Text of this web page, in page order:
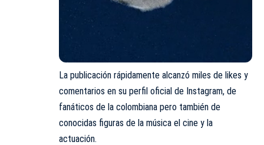
La publicación rápidamente alcanzó miles de likes y
comentarios en su perfil oficial de Instagram, de
fanáticos de la colombiana pero también de
conocidas figuras de la música el cine y la
actuación.